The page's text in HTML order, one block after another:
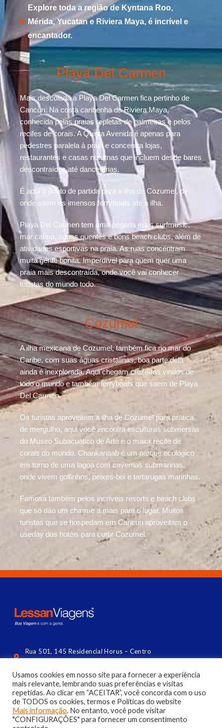
Explore toda a região de Kyntana Roo,
Mérida, Yucatan e Riviera Maya, é incrível e
encantador.
Playa Del Carmen
Mais descolada a Playa Del Carmen fica pertinho de
Cancun. Na costa caribenha da Riviera Maya,
conhecida pelas praias repletas de palmeiras e pelos
recifes de corais. A Quinta Avenida é apenas para
pedestres paralela à praia e concentra lojas,
restaurantes e casas noturnas que incluem desde bares
descontraídos até danceterias.
É aqui o ponto de partida para a ilha de Cozumel, de
onde saem os imensos ferryboats até a ilha.
Playa Del Carmen tem uma pegada mais surfmusic,
mar calmo, águas quentes e bons beach clubs, além de
atividades esportivas na praia. As ruas concentram
muita gente bonita. Imperdível para quem quer uma
praia mais descontraída, onde você vai conhecer
turistas do mundo todo.
Cozumel
A ilha mexicana de Cozumel, também fica no mar do
Caribe, com suas águas cristalinas, boa parte dela
ainda é inexplorada. Aqui chegam cruzeiros vindos de
todo o mundo e também ferryboats que saem de Playa
Del Carmen.
Os turistas aproveitam a ilha de Cozumel para prática
de mergulho, aqui você encontra esculturas submersas
do Museo Subacuático de Arte e o maior recife de
corais do mundo. Chankanaab é um parque ecológico
em torno de uma lagoa com cavernas submarinas,
onde vivem golfinhos, peixes-boi e tartarugas marinhas.
Famosa também pelos incríveis resorts e beach clubs
que só dão um charme a mais para o lugar. Muitos
turistas que se hospedam em Cancun aproveitam o
useday dos hotéis para curtir Cozumel.
Rua 501, 145 Residencial Horus – Centro
contato@lessan.com.br
(47) 3056 4144​
Usamos cookies em nosso site para fornecer a experiência
mais relevante, lembrando suas preferências e visitas
repetidas. Ao clicar em “ACEITAR”, você concorda com o uso
de TODOS os cookies, termos e Políticas do website
Mais informação. No entanto, você pode visitar
"CONFIGURAÇÕES" para fornecer um consentimento